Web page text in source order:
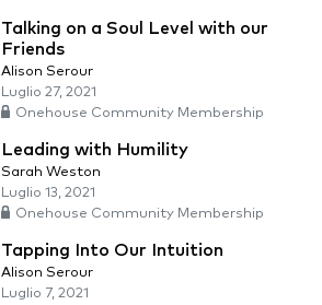
Talking on a Soul Level with our
Friends
Alison Serour
Luglio 27, 2021
Onehouse Community Membership
Leading with Humility
Sarah Weston
Luglio 13, 2021
Onehouse Community Membership
Tapping Into Our Intuition
Alison Serour
Luglio 7, 2021